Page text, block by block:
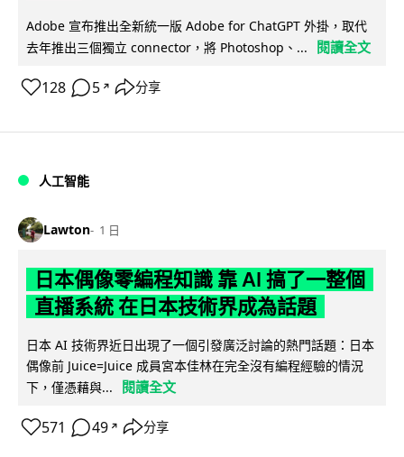
Adobe 宣布推出全新統一版 Adobe for ChatGPT 外掛，取代
去年推出三個獨立 connector，將 Photoshop、...
閱讀全文
128 5 ↗ 分享
人工智能
Lawton 1 日
日本偶像零編程知識 靠 AI 搞了一整個
直播系統 在日本技術界成為話題
日本 AI 技術界近日出現了一個引發廣泛討論的熱門話題：日本
偶像前 Juice=Juice 成員宮本佳林在完全沒有編程經驗的情況
下，僅憑藉與...
閱讀全文
571 49 ↗ 分享